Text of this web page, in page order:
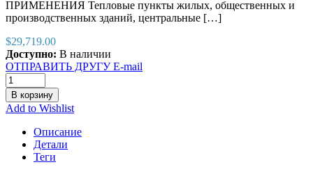
ПРИМЕНЕНИЯ Тепловые пункты жилых, общественных и
производственных зданий, центральные […]
$29,719.00
Доступно: В наличии
ОТПРАВИТЬ ДРУГУ E-mail
В корзину
Add to Wishlist
Описание
Детали
Теги